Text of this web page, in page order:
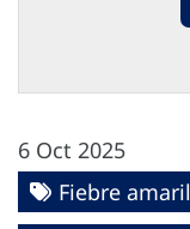
6 Oct 2025
Fiebre